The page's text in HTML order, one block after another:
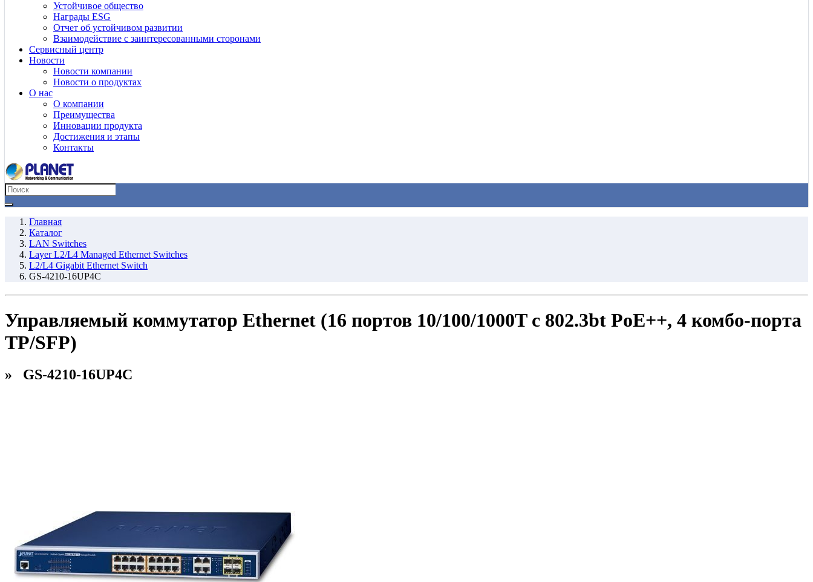
Устойчивое общество
Награды ESG
Отчет об устойчивом развитии
Взаимодействие с заинтересованными сторонами
Сервисный центр
Новости
Новости компании
Новости о продуктах
О нас
О компании
Преимущества
Инновации продукта
Достижения и этапы
Контакты
Главная
Каталог
LAN Switches
Layer L2/L4 Managed Ethernet Switches
L2/L4 Gigabit Ethernet Switch
GS-4210-16UP4C
Управляемый коммутатор Ethernet (16 портов 10/100/1000T с 802.3bt PoE++, 4 комбо-порта
TP/SFP)
» GS-4210-16UP4C